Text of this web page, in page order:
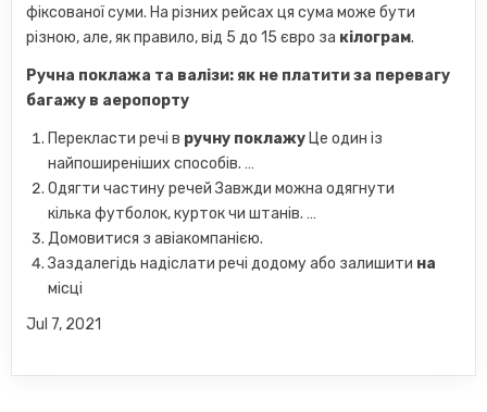
фіксованої суми. На різних рейсах ця сума може бути
різною, але, як правило, від 5 до 15 євро за кілограм.
Ручна поклажа та валізи: як не платити за перевагу
багажу в аеропорту
Перекласти речі в ручну поклажу Це один із
найпоширеніших способів. …
Одягти частину речей Завжди можна одягнути
кілька футболок, курток чи штанів. …
Домовитися з авіакомпанією.
Заздалегідь надіслати речі додому або залишити на
місці
Jul 7, 2021